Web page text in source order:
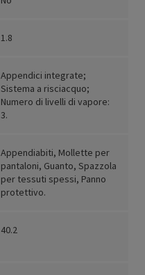
1.8
Appendici integrate;
Sistema a risciacquo;
Numero di livelli di vapore:
3.
Appendiabiti, Mollette per
pantaloni, Guanto, Spazzola
per tessuti spessi, Panno
protettivo.
40.2